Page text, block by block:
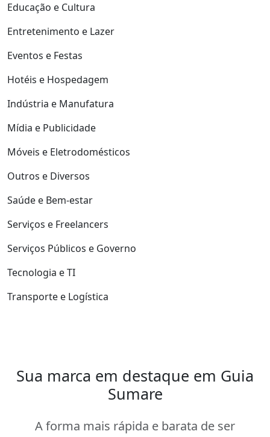
Educação e Cultura
Entretenimento e Lazer
Eventos e Festas
Hotéis e Hospedagem
Indústria e Manufatura
Mídia e Publicidade
Móveis e Eletrodomésticos
Outros e Diversos
Saúde e Bem-estar
Serviços e Freelancers
Serviços Públicos e Governo
Tecnologia e TI
Transporte e Logística
Sua marca em destaque em Guia
Sumare
A forma mais rápida e barata de ser